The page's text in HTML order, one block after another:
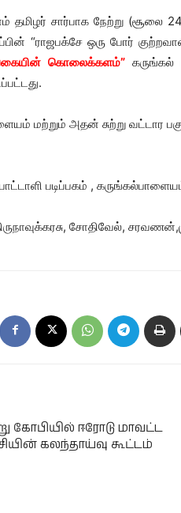
தமிழர் சார்பாக நேற்று
“ராஜபக்சே ஒரு போர்
கொலைக்களம்”கருங்கல்
மற்றும் அதன் சுற்று வட்டார
பாட்டாளி படிப்பகம் ,
சோதிவேல்,
கோபியில் ஈரோடு மாவட்ட
கலந்தாய்வு கூட்டம்